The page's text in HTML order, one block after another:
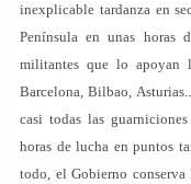
inexplicable tardanza en
Península en unas horas
militantes que lo apoyan
Barcelona, Bilbao,
casi todas las
horas de lucha en puntos
todo, el Gobierno